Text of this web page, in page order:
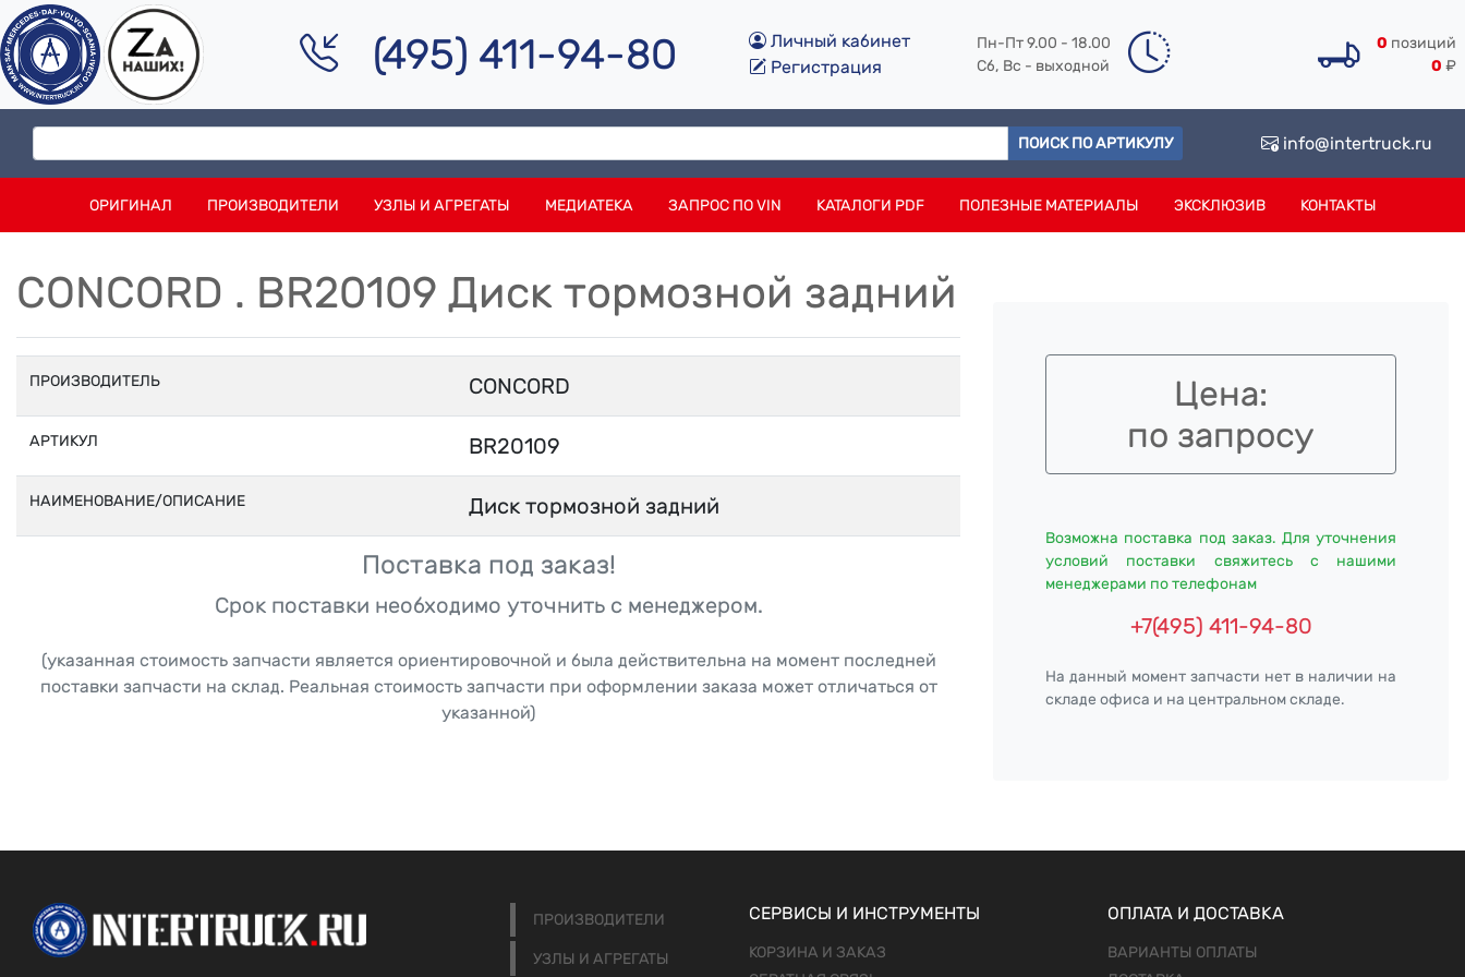
(495) 411-94-80
Личный кабинет
Регистрация
Пн-Пт 9.00 - 18.00
Сб, Вс - выходной
0 позиций
0 ₽
ПОИСК ПО АРТИКУЛУ info@intertruck.ru
ОРИГИНАЛ ПРОИЗВОДИТЕЛИ УЗЛЫ И АГРЕГАТЫ МЕДИАТЕКА ЗАПРОС ПО VIN КАТАЛОГИ PDF ПОЛЕЗНЫЕ МАТЕРИАЛЫ ЭКСКЛЮЗИВ КОНТАКТЫ
CONCORD . BR20109 Диск тормозной задний
ПРОИЗВОДИТЕЛЬ CONCORD
АРТИКУЛ BR20109
НАИМЕНОВАНИЕ/ОПИСАНИЕ Диск тормозной задний
Поставка под заказ!
Срок поставки необходимо уточнить с менеджером.
(указанная стоимость запчасти является ориентировочной и была действительна на момент последней
поставки запчасти на склад. Реальная стоимость запчасти при оформлении заказа может отличаться от
указанной)
Цена:
по запросу
Возможна поставка под заказ. Для уточнения
условий поставки свяжитесь с нашими
менеджерами по телефонам
+7(495) 411-94-80
На данный момент запчасти нет в наличии на
складе офиса и на центральном складе.
ПРОИЗВОДИТЕЛИ
УЗЛЫ И АГРЕГАТЫ
СЕРВИСЫ И ИНСТРУМЕНТЫ
КОРЗИНА И ЗАКАЗ
ОПЛАТА И ДОСТАВКА
ВАРИАНТЫ ОПЛАТЫ